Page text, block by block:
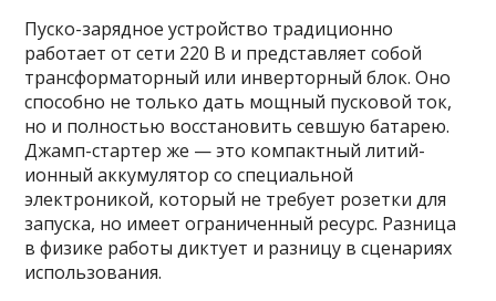
Пуско-зарядное устройство традиционно
работает от сети 220 В и представляет собой
трансформаторный или инверторный блок. Оно
способно не только дать мощный пусковой ток,
но и полностью восстановить севшую батарею.
Джамп-стартер же — это компактный литий-
ионный аккумулятор со специальной
электроникой, который не требует розетки для
запуска, но имеет ограниченный ресурс. Разница
в физике работы диктует и разницу в сценариях
использования.